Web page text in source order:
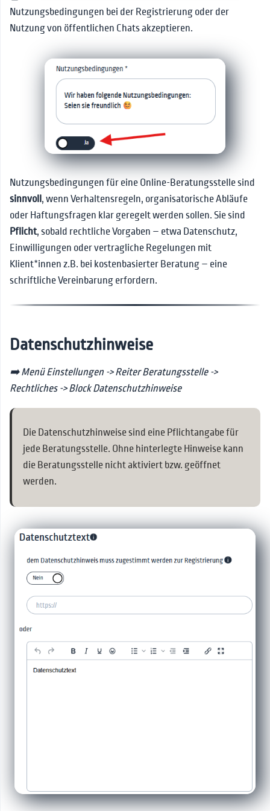
Berater*innen
Nutzungsbedingungen bei der Registrierung oder der
Nutzung von öffentlichen Chats akzeptieren.
Nutzungsbedingungen für eine Online-Beratungsstelle sind
sinnvoll, wenn Verhaltensregeln, organisatorische Abläufe
oder Haftungsfragen klar geregelt werden sollen. Sie sind
Pflicht, sobald rechtliche Vorgaben – etwa Datenschutz,
Einwilligungen oder vertragliche Regelungen mit
Klient*innen z.B. bei kostenbasierter Beratung – eine
schriftliche Vereinbarung erfordern.
Datenschutzhinweise
➡️ Menü Einstellungen -> Reiter Beratungsstelle ->
Rechtliches -> Block Datenschutzhinweise
Die Datenschutzhinweise sind eine Pflichtangabe für
jede Beratungsstelle. Ohne hinterlegte Hinweise kann
die Beratungsstelle nicht aktiviert bzw. geöffnet
werden.